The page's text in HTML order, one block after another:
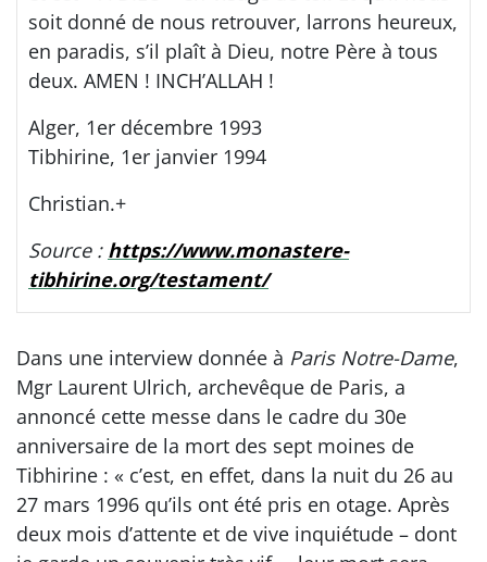
soit donné de nous retrouver, larrons heureux,
en paradis, s’il plaît à Dieu, notre Père à tous
deux. AMEN ! INCH’ALLAH !
Alger, 1er décembre 1993
Tibhirine, 1er janvier 1994
Christian.+
Source : https://www.monastere-
tibhirine.org/testament/
Dans une interview donnée à Paris Notre-Dame,
Mgr Laurent Ulrich, archevêque de Paris, a
annoncé cette messe dans le cadre du 30e
anniversaire de la mort des sept moines de
Tibhirine : « c’est, en effet, dans la nuit du 26 au
27 mars 1996 qu’ils ont été pris en otage. Après
deux mois d’attente et de vive inquiétude – dont